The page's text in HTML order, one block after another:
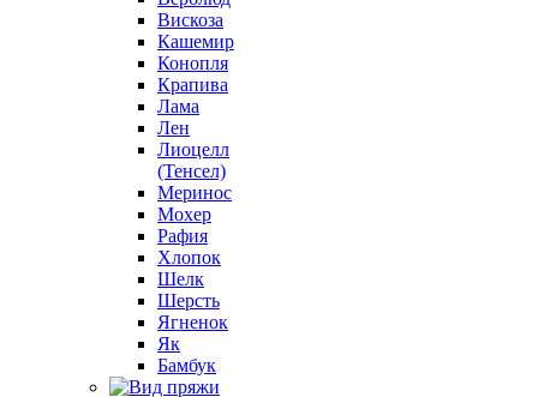
Вискоза
Кашемир
Конопля
Крапива
Лама
Лен
Лиоцелл
(Тенсел)
Меринос
Мохер
Рафия
Хлопок
Шелк
Шерсть
Ягненок
Як
Бамбук